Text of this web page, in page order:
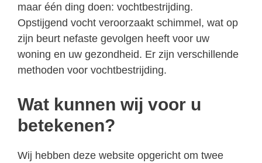
maar één ding doen: vochtbestrijding.
Opstijgend vocht veroorzaakt schimmel, wat op
zijn beurt nefaste gevolgen heeft voor uw
woning en uw gezondheid. Er zijn verschillende
methoden voor vochtbestrijding.
Wat kunnen wij voor u
betekenen?
Wij hebben deze website opgericht om twee